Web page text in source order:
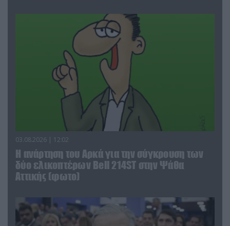
03.08.2026 | 12:02
Η ανάρτηση του Αρκά για την σύγκρουση των
δύο ελικοπτέρων Bell 214ST στην Ψάθα
Αττικής (φωτο)